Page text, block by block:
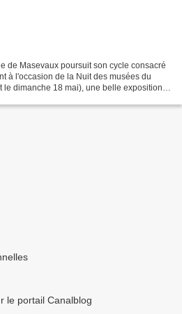
de Masevaux poursuit son cycle consacré
à l'occasion de la Nuit des musées du
le dimanche 18 mai), une belle exposition
le portail Canalblog